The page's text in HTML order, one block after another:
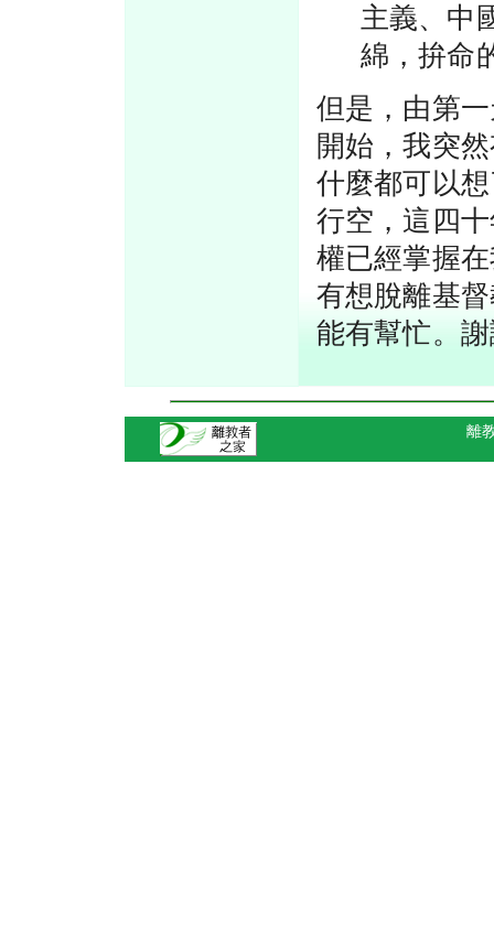
主義、中
綿，拚命
但是，由第
開始，我突
什麼都可以
行空，這四
權已經掌握
有想脫離基
能有幫忙。
離